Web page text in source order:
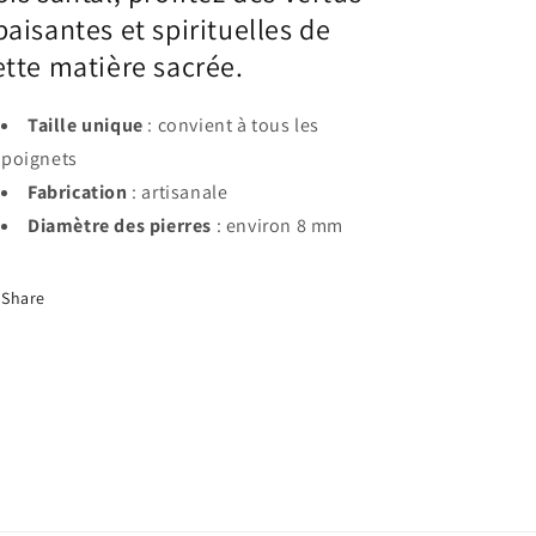
et spirituelles de
matière sacrée.
Taille unique : convient à tous les
poignets
Fabrication : artisanale
Diamètre des pierres : environ 8 mm
Share